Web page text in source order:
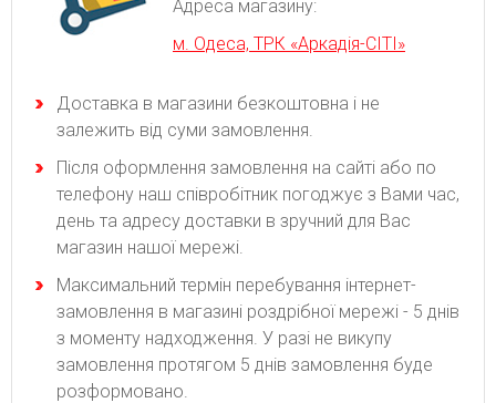
Адреса магазину:
м. Одеса, ТРК «Аркадія-СІТІ»
Доставка в магазини безкоштовна і не
залежить від суми замовлення.
Після оформлення замовлення на сайті або по
телефону наш співробітник погоджує з Вами час,
день та адресу доставки в зручний для Вас
магазин нашої мережі.
Максимальний термін перебування інтернет-
замовлення в магазині роздрібної мережі - 5 днів
з моменту надходження. У разі не викупу
замовлення протягом 5 днів замовлення буде
розформовано.